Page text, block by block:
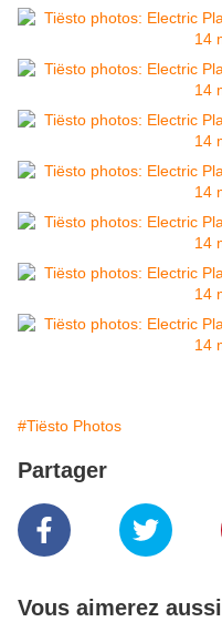
#Tiësto Photos
Partager
Vous aimerez aussi